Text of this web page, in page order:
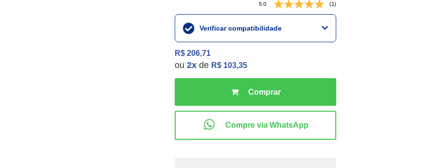
5.0 (1)
Verificar compatibilidade
R$ 206,71
ou2x de R$ 103,35